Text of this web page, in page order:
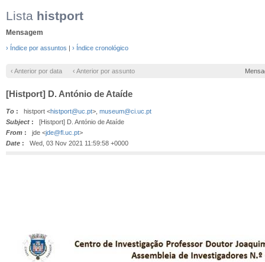
Lista histport
Mensagem
› Índice por assuntos | › Índice cronológico
‹ Anterior por data ‹ Anterior por assunto
[Histport] D. António de Ataíde
To : histport <histport@uc.pt>, museum@ci.uc.pt
Subject : [Histport] D. António de Ataíde
From : jde <jde@fl.uc.pt>
Date : Wed, 03 Nov 2021 11:59:58 +0000